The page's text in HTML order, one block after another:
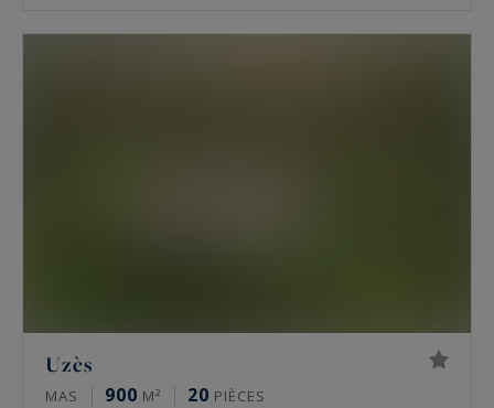
Uzès
MAS 900 M² 20 PIÈCES